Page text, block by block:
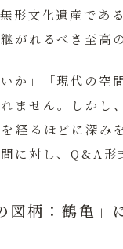
形文化遺産であ
がれるべき至高
か」「現代の
ません。しかし
経るほどに深み
に対し、Q&A形
図柄：鶴亀」